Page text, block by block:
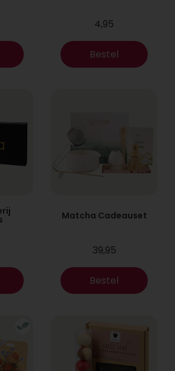
4,95
Bestel
Matcha Cadeauset
39,95
Bestel